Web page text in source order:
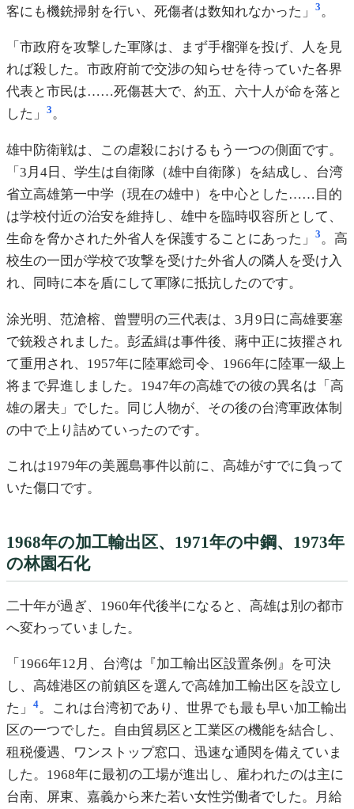
客にも機銃掃射を行い、死傷者は数知れなかった」
3。
「市政府を攻撃した軍隊は、まず手榴弾を投げ、人を見
れば殺した。市政府前で交渉の知らせを待っていた各界
代表と市民は……死傷甚大で、約五、六十人が命を落と
した」
3。
雄中防衛戦は、この虐殺におけるもう一つの側面です。
「3月4日、学生は自衛隊（雄中自衛隊）を結成し、台湾
省立高雄第一中学（現在の雄中）を中心とした……目的
は学校付近の治安を維持し、雄中を臨時収容所として、
生命を脅かされた外省人を保護することにあった」
3。高
校生の一団が学校で攻撃を受けた外省人の隣人を受け入
れ、同時に本を盾にして軍隊に抵抗したのです。
涂光明、范滄榕、曾豐明の三代表は、3月9日に高雄要塞
で銃殺されました。彭孟緝は事件後、蔣中正に抜擢され
て重用され、1957年に陸軍総司令、1966年に陸軍一級上
将まで昇進しました。1947年の高雄での彼の異名は「高
雄の屠夫」でした。同じ人物が、その後の台湾軍政体制
の中で上り詰めていったのです。
これは1979年の美麗島事件以前に、高雄がすでに負って
いた傷口です。
1968年の加工輸出区、1971年の中鋼、1973年
の林園石化
二十年が過ぎ、1960年代後半になると、高雄は別の都市
へ変わっていました。
「1966年12月、台湾は『加工輸出区設置条例』を可決
し、高雄港区の前鎮区を選んで高雄加工輸出区を設立し
た」
4。これは台湾初であり、世界でも最も早い加工輸出
区の一つでした。自由貿易区と工業区の機能を結合し、
租税優遇、ワンストップ窓口、迅速な通関を備えていま
した。1968年に最初の工場が進出し、雇われたのは主に
台南、屏東、嘉義から来た若い女性労働者でした。月給